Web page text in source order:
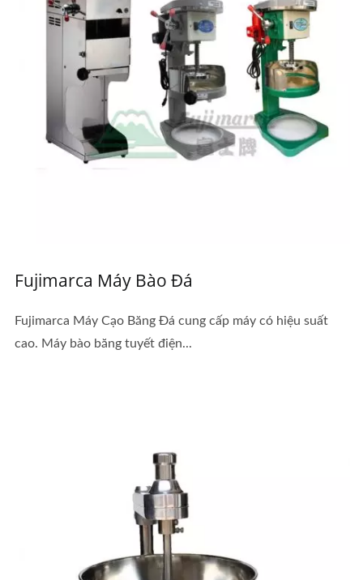
Fujimarca Máy Bào Đá
Fujimarca Máy Cạo Băng Đá cung cấp máy có hiệu suất
cao. Máy bào băng tuyết điện...